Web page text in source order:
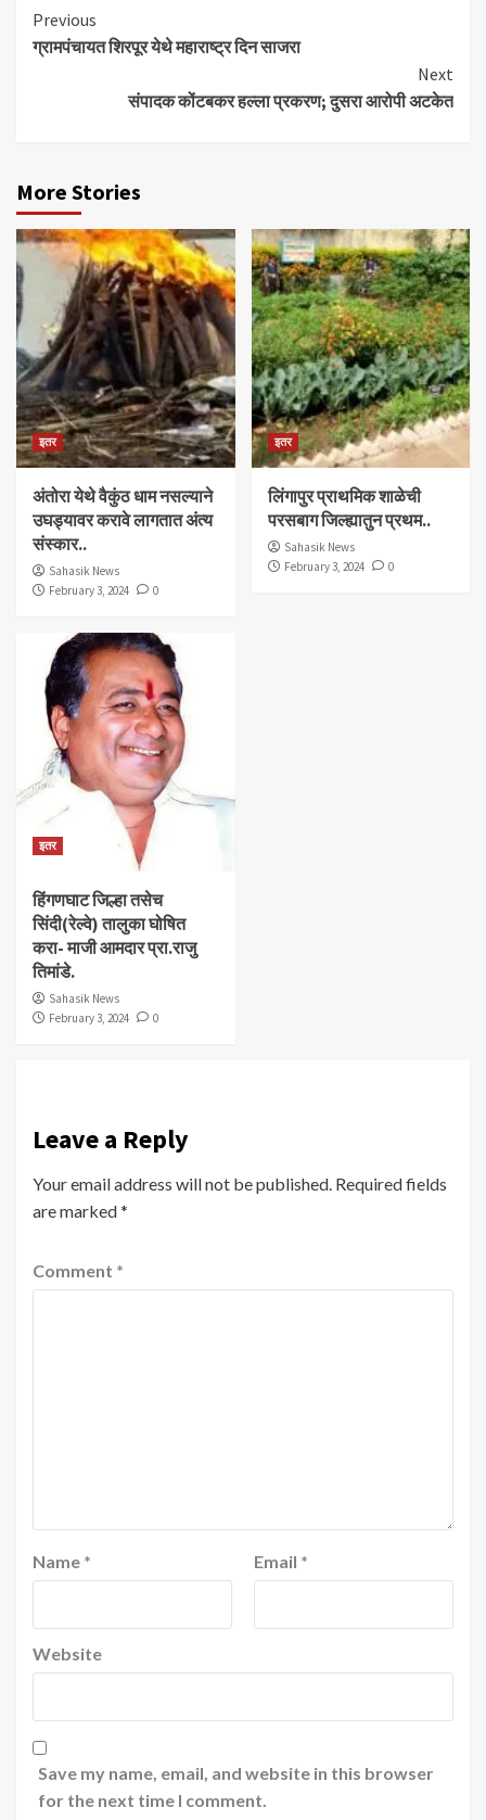
Continue
Reading
Previous
ग्रामपंचायत शिरपूर येथे महाराष्ट्र दिन साजरा
Next
संपादक कोंटबकर हल्ला प्रकरण; दुसरा आरोपी अटकेत
More Stories
इतर
अंतोरा येथे वैकुंठ धाम नसल्याने
उघड्यावर करावे लागतात अंत्य
संस्कार..
Sahasik News
February 3, 2024
0
इतर
लिंगापुर प्राथमिक शाळेची
परसबाग जिल्ह्यातुन प्रथम..
Sahasik News
February 3, 2024
0
इतर
हिंगणघाट जिल्हा तसेच
सिंदी(रेल्वे) तालुका घोषित
करा- माजी आमदार प्रा.राजु
तिमांडे.
Sahasik News
February 3, 2024
0
Leave a Reply
Your email address will not be published. Required fields
are marked*
Comment *
Name * Email *
Website
Save my name, email, and website in this browser
for the next time I comment.